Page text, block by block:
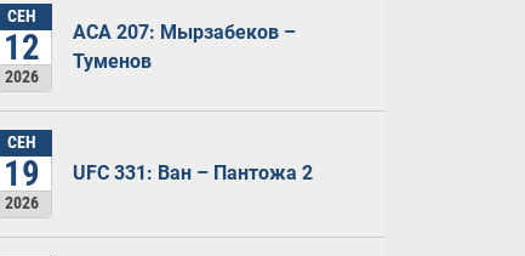
СЕН
12
2026
ACA 207: Мырзабеков –
Туменов
СЕН
19
2026
UFC 331: Ван – Пантожа 2